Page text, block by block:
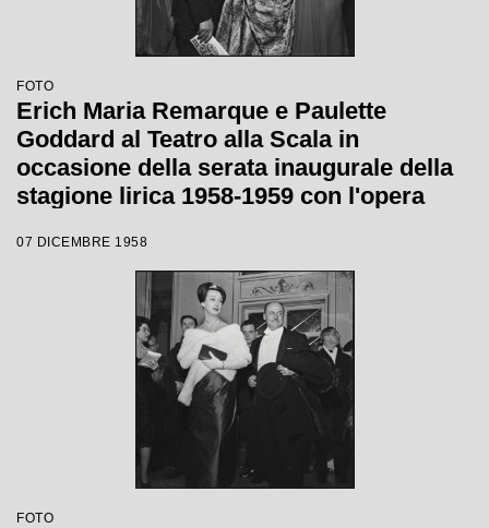
FOTO
Erich Maria Remarque e Paulette
Goddard al Teatro alla Scala in
occasione della serata inaugurale della
stagione lirica 1958-1959 con l'opera
da Antonino Votto, con la regia di
Margherita Wallmann
07 DICEMBRE 1958
FOTO